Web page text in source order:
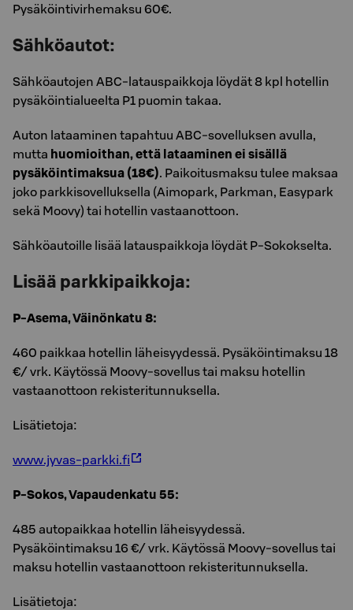
Pysäköintivirhemaksu 60€.
Sähköautot:
Sähköautojen ABC-latauspaikkoja löydät 8 kpl hotellin
pysäköintialueelta P1 puomin takaa.
Auton lataaminen tapahtuu ABC-sovelluksen avulla,
mutta huomioithan, että lataaminen ei sisällä
pysäköintimaksua (18€). Paikoitusmaksu tulee maksaa
joko parkkisovelluksella (Aimopark, Parkman, Easypark
sekä Moovy) tai hotellin vastaanottoon.
Sähköautoille lisää latauspaikkoja löydät P-Sokokselta.
Lisää parkkipaikkoja:
P-Asema, Väinönkatu 8:
460 paikkaa hotellin läheisyydessä. Pysäköintimaksu 18
€/ vrk. Käytössä Moovy-sovellus tai maksu hotellin
vastaanottoon rekisteritunnuksella.
Lisätietoja:
www.jyvas-parkki.fi
P-Sokos, Vapaudenkatu 55:
485 autopaikkaa hotellin läheisyydessä.
Pysäköintimaksu 16 €/ vrk. Käytössä Moovy-sovellus tai
maksu hotellin vastaanottoon rekisteritunnuksella.
Lisätietoja: